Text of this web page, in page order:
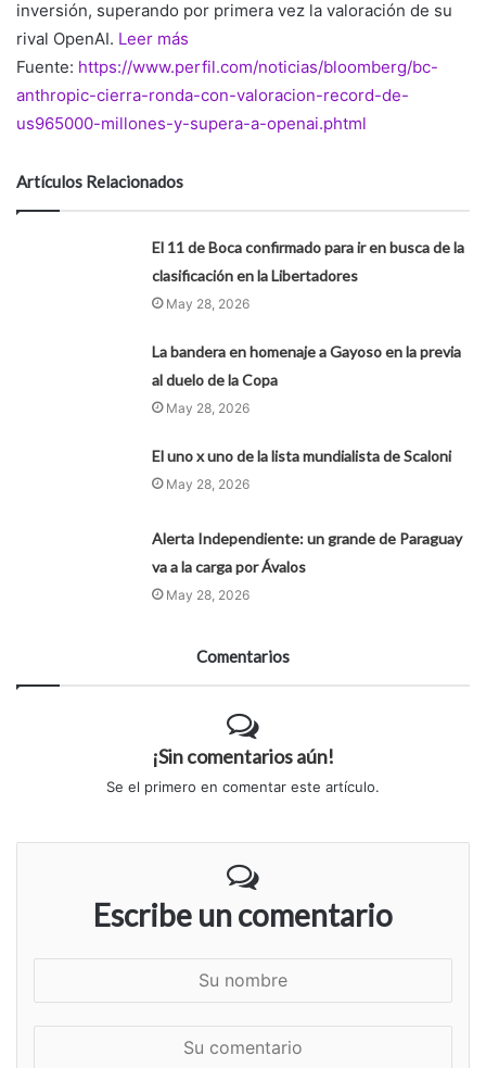
inversión, superando por primera vez la valoración de su
rival OpenAI. Leer más
Fuente: https://www.perfil.com/noticias/bloomberg/bc-
anthropic-cierra-ronda-con-valoracion-record-de-
us965000-millones-y-supera-a-openai.phtml
Artículos Relacionados
El 11 de Boca confirmado para ir en busca de la
clasificación en la Libertadores
May 28, 2026
La bandera en homenaje a Gayoso en la previa
al duelo de la Copa
May 28, 2026
El uno x uno de la lista mundialista de Scaloni
May 28, 2026
Alerta Independiente: un grande de Paraguay
va a la carga por Ávalos
May 28, 2026
Comentarios
¡Sin comentarios aún!
Se el primero en comentar este artículo.
Escribe un comentario